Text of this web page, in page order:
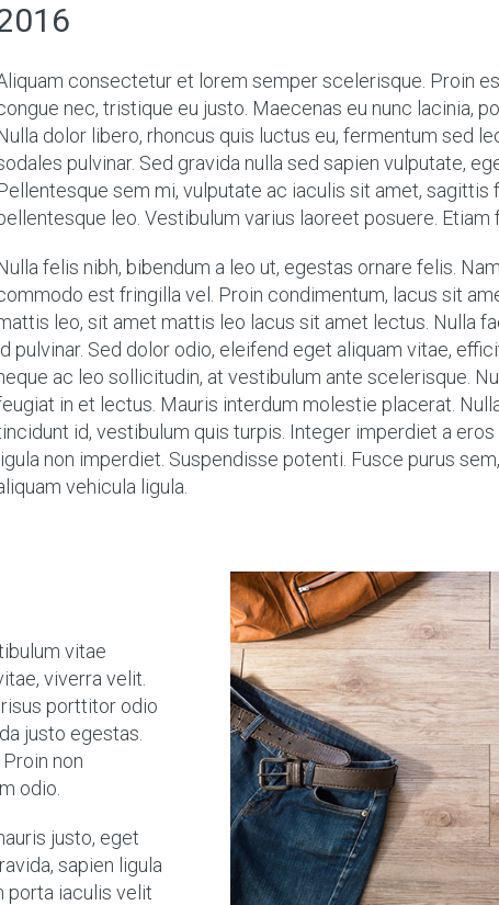
consectetur et lorem semper scelerisque. Proin
nec, tristique eu justo. Maecenas eu nunc lacinia,
dolor libero, rhoncus quis luctus eu, fermentum sed
pulvinar. Sed gravida nulla sed sapien vulputate,
sem mi, vulputate ac iaculis sit amet, sagittis
leo. Vestibulum varius laoreet posuere. Etiam
felis nibh, bibendum a leo ut, egestas ornare felis.
est fringilla vel. Proin condimentum, lacus sit
leo, sit amet mattis leo lacus sit amet lectus. Nulla
pulvinar. Sed dolor odio, eleifend eget aliquam vitae,
ac leo sollicitudin, at vestibulum ante scelerisque.
in et lectus. Mauris interdum molestie placerat.
id, vestibulum quis turpis. Integer imperdiet a eros
ligula non imperdiet. Suspendisse potenti. Fusce purus
vehicula ligula.
vitae
viverra velit.
porttitor odio
justo egestas.
non
odio.
justo, eget
sapien ligula
porta iaculis velit